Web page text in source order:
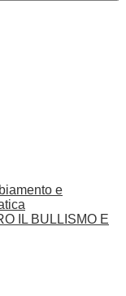
e
IL BULLISMO E